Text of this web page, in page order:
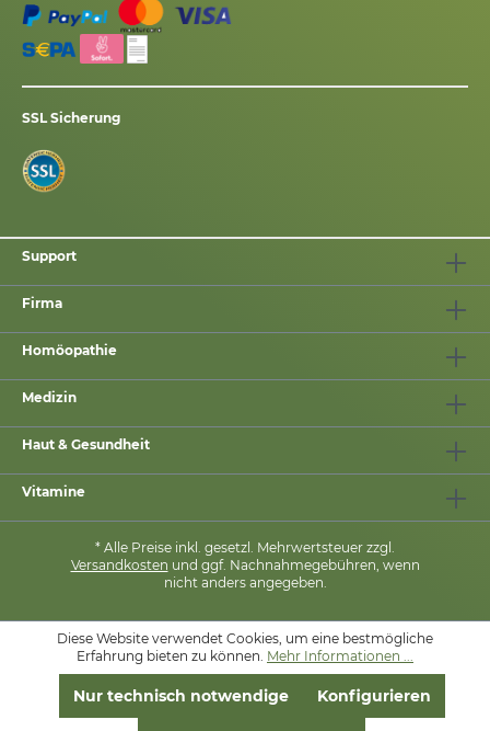
SSL Sicherung
Support
Firma
Homöopathie
Medizin
Haut & Gesundheit
Vitamine
* Alle Preise inkl. gesetzl. Mehrwertsteuer zzgl.
Versandkosten und ggf. Nachnahmegebühren, wenn
nicht anders angegeben.
MIT ❤VON PHARMASANA
Diese Website verwendet Cookies, um eine bestmögliche
Erfahrung bieten zu können. Mehr Informationen ...
Nur technisch notwendige Konfigurieren